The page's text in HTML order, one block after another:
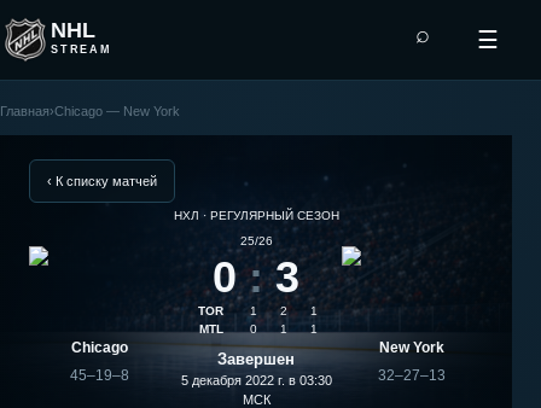
NHL
STREAM
⌕ ☰
New
York
результат
матча
Главная›Chicago — New York
‹ К списку матчей
Chicago
45–19–8
НХЛ · РЕГУЛЯРНЫЙ СЕЗОН
25/26
0 : 3
TOR 1 2
1
MTL
0 1 1
Завершен
5 декабря 2022 г. в 03:30
МСК
New York
32–27–13